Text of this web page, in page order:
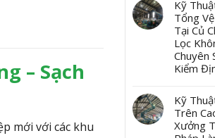
– Sạch
mới với các khu
Kỹ
Tổng
Tại Củ
Lọc
Chuyên
Kiểm
Kỹ
Trên
Xưởng